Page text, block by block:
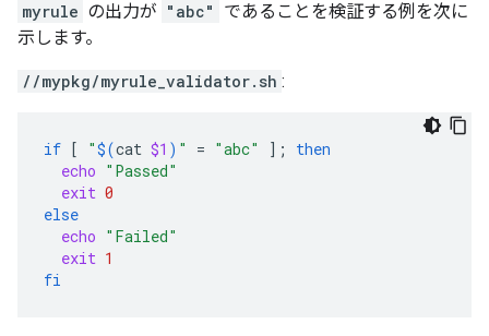
myrule の出力が "abc"
であることを検証する例を次に
示します。
//mypkg/myrule_validator.sh :
if [ "$(cat $1 ) " = "abc" ] ;
then
echo "Passed"
exit 0
else
echo "Failed"
exit 1
fi